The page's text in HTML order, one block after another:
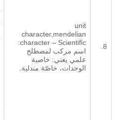
8.
unit
character,mendelian
character – Scientific:
اسم مركب لمصطلح
علمي يعني: خاصية
الوحدات، خاصّة مندلية.